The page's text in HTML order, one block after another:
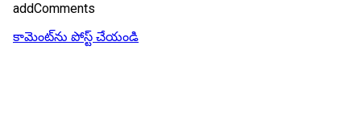
addComments
కామెంట్‌ను పోస్ట్ చేయండి